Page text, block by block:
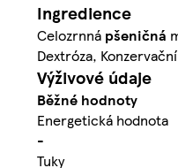
Ingredience
Celozrnná pšeničná
Dextróza,
Výživové údaje
Běžné hodnoty
Energetická hodnota
-
Tuky